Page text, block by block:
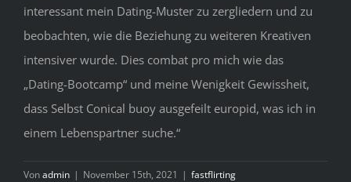
interessant mein Dating-Muster zu zergliedern und zu
beobachten, wie die Beziehung zu weiteren Kreativen
intensiver wurde. Dies combat pro mich wie das
„Dating-Bootcamp“ und meine Wenigkeit Gewissheit,
dass Selbst Conical buoy ausgefeilt europid, was ich in
einem Lebenspartner suche.“
Vonadmin | November 15th, 2021 | fastflirting